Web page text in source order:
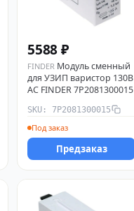
5588 ₽
FINDER Модуль сменный
для УЗИП варистор 130В
AC FINDER 7P2081300015
SKU: 7P2081300015
Под заказ
Предзаказ